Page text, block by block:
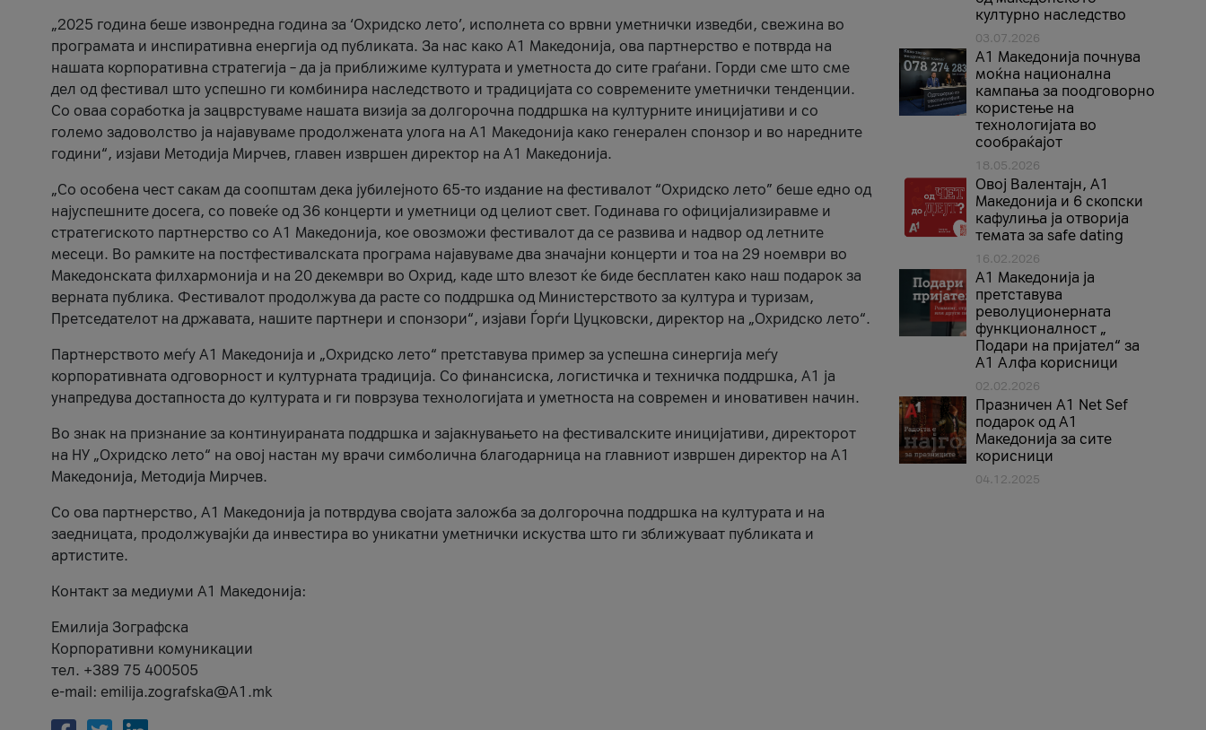
„2025 година беше извонредна година за ‘Охридско лето’, исполнета со врвни уметнички изведби, свежина во
програмата и инспиративна енергија од публиката. За нас како A1 Македонија, ова партнерство е потврда на
нашата корпоративна стратегија – да ја приближиме културата и уметноста до сите граѓани. Горди сме што сме
дел од фестивал што успешно ги комбинира наследството и традицијата со современите уметнички тенденции.
Со оваа соработка ја зацврстуваме нашата визија за долгорочна поддршка на културните иницијативи и со
големо задоволство ја најавуваме продолжената улога на A1 Македонија како генерален спонзор и во наредните
години“, изјави Методија Мирчев, главен извршен директор на A1 Македонија.
„Со особена чест сакам да соопштам дека јубилејното 65-то издание на фестивалот “Охридско лето” беше едно од
најуспешните досега, со повеќе од 36 концерти и уметници од целиот свет. Годинава го официјализиравме и
стратегиското партнерство со А1 Македонија, кое овозможи фестивалот да се развива и надвор од летните
месеци. Во рамките на постфестивалската програма најавуваме два значајни концерти и тоа на 29 ноември во
Македонската филхармонија и на 20 декември во Охрид, каде што влезот ќе биде бесплатен како наш подарок за
верната публика. Фестивалот продолжува да расте со поддршка од Министерството за култура и туризам,
Претседателот на државата, нашите партнери и спонзори“, изјави Ѓорѓи Цуцковски, директор на „Охридско лето“.
Партнерството меѓу A1 Македонија и „Охридско лето“ претставува пример за успешна синергија меѓу
корпоративната одговорност и културната традиција. Со финансиска, логистичка и техничка поддршка, A1 ја
унапредува достапноста до културата и ги поврзува технологијата и уметноста на современ и иновативен начин.
Во знак на признание за континуираната поддршка и зајакнувањето на фестивалските иницијативи, директорот
на НУ „Охридско лето“ на овој настан му врачи симболична благодарница на главниот извршен директор на A1
Македонија, Методија Мирчев.
Со ова партнерство, A1 Македонија ја потврдува својата заложба за долгорочна поддршка на културата и на
заедницата, продолжувајќи да инвестира во уникатни уметнички искуства што ги зближуваат публиката и
артистите.
Контакт за медиуми А1 Македонија:
Емилија Зографска
Корпоративни комуникации
тел. +389 75 400505
e-mail: emilija.zografska@A1.mk
културно наследство
03.07.2026
A1 Македонија почнува
моќна национална
кампања за поодговорно
користење на
технологијата во
сообраќајот
18.05.2026
Овој Валентајн, A1
Македонија и 6 скопски
кафулиња ја отворија
темата за safe dating
16.02.2026
А1 Македонија ја
претставува
револуционерната
функционалност „
Подари на пријател“ за
А1 Алфа корисници
02.02.2026
Празничен A1 Net Sеf
подарок од А1
Македонија за сите
корисници
04.12.2025